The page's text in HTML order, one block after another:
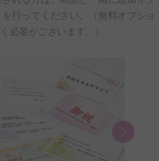
行ってください。（無料オプショ
必要がございます。）